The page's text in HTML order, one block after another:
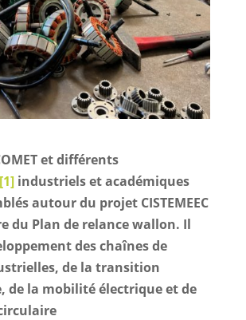
et différents
industriels et académiques
autour du projet CISTEMEEC
du Plan de relance wallon. Il
des chaînes de
de la transition
de la mobilité électrique et de